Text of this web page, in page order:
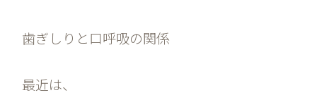
歯ぎしりと口呼吸の関係
最近は、